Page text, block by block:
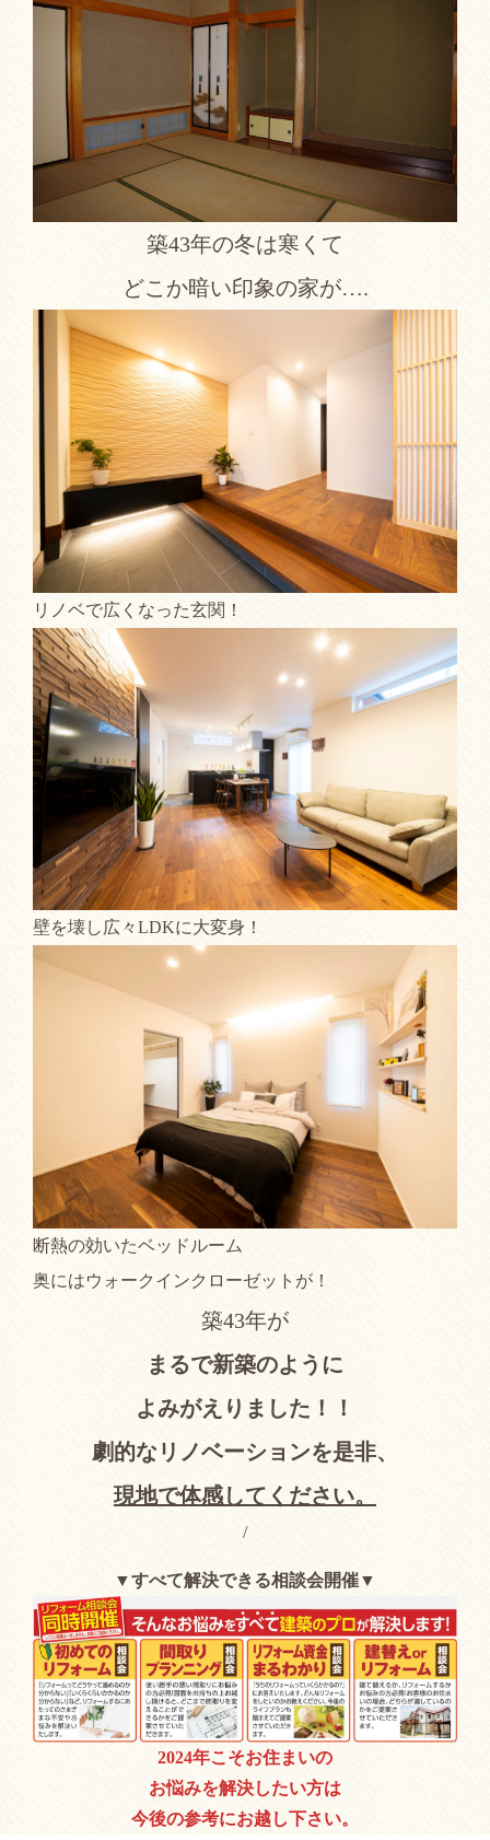
築43年の冬は寒くて
どこか暗い印象の家が….
リノベで広くなった玄関！
壁を壊し広々LDKに大変身！
断熱の効いたベッドルーム
奥にはウォークインクローゼットが！
築43年が
まるで新築のように
よみがえりました！！
劇的なリノベーションを是非、
現地で体感してください。
/
▼すべて解決できる相談会開催▼
2024年こそお住まいの
お悩みを解決したい方は
今後の参考にお越し下さい。